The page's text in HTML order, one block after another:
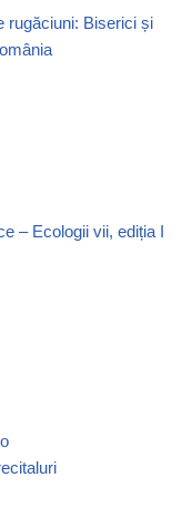
rugăciuni: Biserici și
– Ecologii vii, ediția I